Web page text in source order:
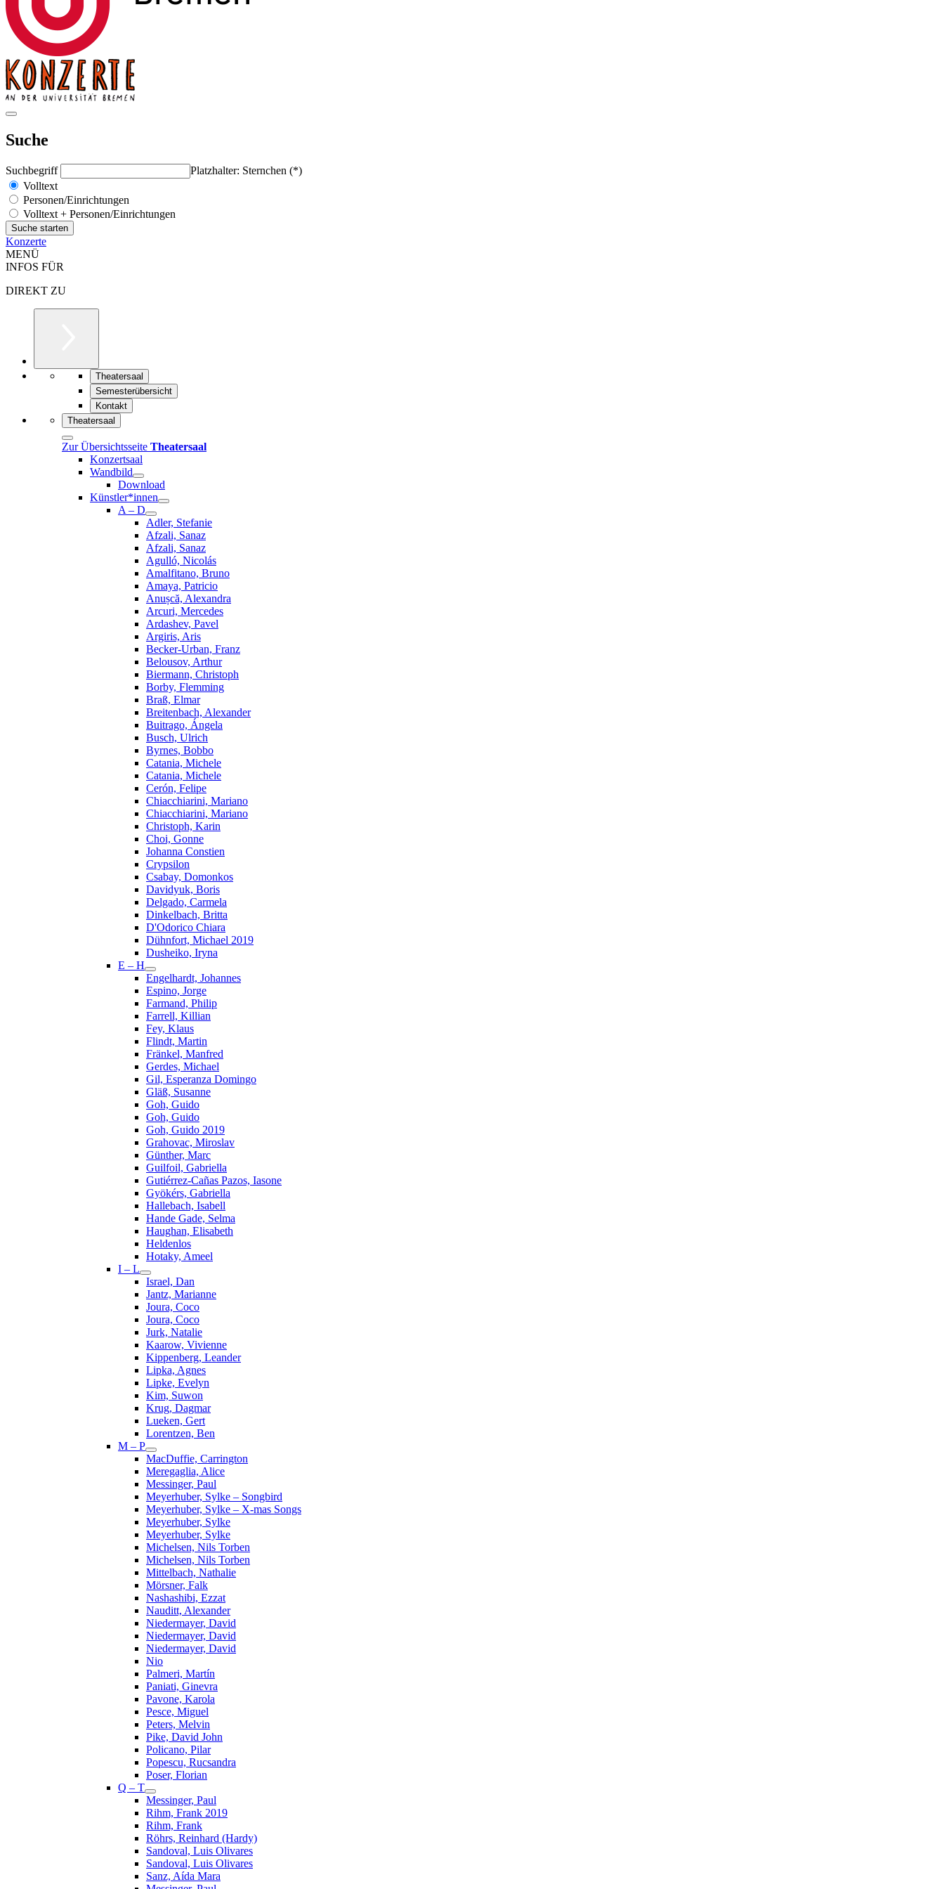
Suche
Suchbegriff
Platzhalter: Sternchen (*)
Volltext
Personen/Einrichtungen
Volltext + Personen/Einrichtungen
Konzerte
MENÜ
INFOS FÜR
DIREKT ZU
Theatersaal
Semesterübersicht
Kontakt
Theatersaal
Zur Übersichtsseite Theatersaal
Konzertsaal
Wandbild
Download
Künstler*innen
A – D
Adler, Stefanie
Afzali, Sanaz
Afzali, Sanaz
Agulló, Nicolás
Amalfitano, Bruno
Amaya, Patricio
Anușcă, Alexandra
Arcuri, Mercedes
Ardashev, Pavel
Argiris, Aris
Becker-Urban, Franz
Belousov, Arthur
Biermann, Christoph
Borby, Flemming
Braß, Elmar
Breitenbach, Alexander
Buitrago, Ángela
Busch, Ulrich
Byrnes, Bobbo
Catania, Michele
Catania, Michele
Cerón, Felipe
Chiacchiarini, Mariano
Chiacchiarini, Mariano
Christoph, Karin
Choi, Gonne
Johanna Constien
Crypsilon
Csabay, Domonkos
Davidyuk, Boris
Delgado, Carmela
Dinkelbach, Britta
D'Odorico Chiara
Dühnfort, Michael 2019
Dusheiko, Iryna
E – H
Engelhardt, Johannes
Espino, Jorge
Farmand, Philip
Farrell, Killian
Fey, Klaus
Flindt, Martin
Fränkel, Manfred
Gerdes, Michael
Gil, Esperanza Domingo
Gläß, Susanne
Goh, Guido
Goh, Guido
Goh, Guido 2019
Grahovac, Miroslav
Günther, Marc
Guilfoil, Gabriella
Gutiérrez-Cañas Pazos, Iasone
Gyökérs, Gabriella
Hallebach, Isabell
Hande Gade, Selma
Haughan, Elisabeth
Heldenlos
Hotaky, Ameel
I – L
Israel, Dan
Jantz, Marianne
Joura, Coco
Joura, Coco
Jurk, Natalie
Kaarow, Vivienne
Kippenberg, Leander
Lipka, Agnes
Lipke, Evelyn
Kim, Suwon
Krug, Dagmar
Lueken, Gert
Lorentzen, Ben
M – P
MacDuffie, Carrington
Meregaglia, Alice
Messinger, Paul
Meyerhuber, Sylke – Songbird
Meyerhuber, Sylke – X-mas Songs
Meyerhuber, Sylke
Meyerhuber, Sylke
Michelsen, Nils Torben
Michelsen, Nils Torben
Mittelbach, Nathalie
Mörsner, Falk
Nashashibi, Ezzat
Nauditt, Alexander
Niedermayer, David
Niedermayer, David
Niedermayer, David
Nio
Palmeri, Martín
Paniati, Ginevra
Pavone, Karola
Pesce, Miguel
Peters, Melvin
Pike, David John
Policano, Pilar
Popescu, Rucsandra
Poser, Florian
Q – T
Messinger, Paul
Rihm, Frank 2019
Rihm, Frank
Röhrs, Reinhard (Hardy)
Sandoval, Luis Olivares
Sandoval, Luis Olivares
Sanz, Aída Mara